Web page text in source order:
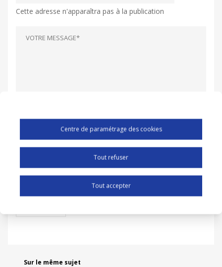
Cette adresse n'apparaîtra pas à la publication
CAPTCHA
Sur le même sujet
Centre de paramétrage des cookies
Tout refuser
Tout accepter